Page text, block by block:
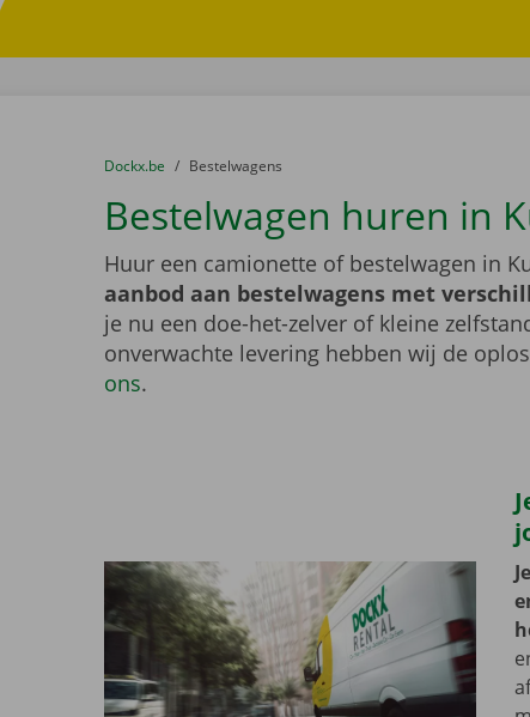
U bevindt zich hier:
van
Dockx.be naar
Bestelwagens
Bestelwagen huren in
Huur een camionette of bestelwagen in
aanbod aan bestelwagens met
je nu een doe-het-zelver of kleine
onverwachte levering hebben wij de
ons.